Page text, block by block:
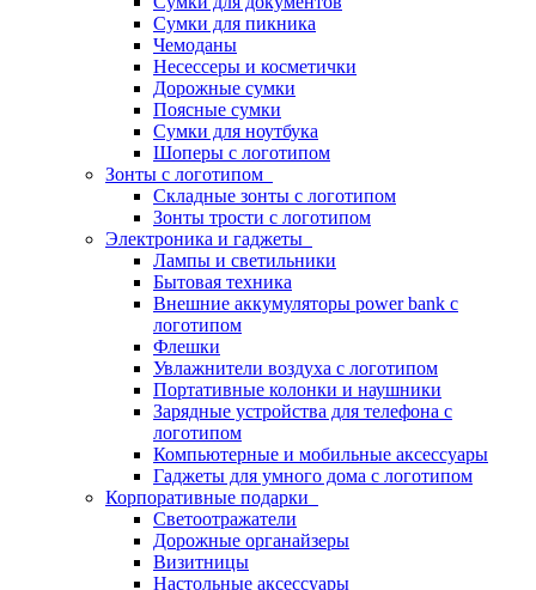
Сумки для пикника
Чемоданы
Несессеры и косметички
Дорожные сумки
Поясные сумки
Сумки для ноутбука
Шоперы с логотипом
Зонты с логотипом
Складные зонты с логотипом
Зонты трости с логотипом
Электроника и гаджеты
Лампы и светильники
Бытовая техника
Внешние аккумуляторы power bank с
логотипом
Флешки
Увлажнители воздуха с логотипом
Портативные колонки и наушники
Зарядные устройства для телефона с
логотипом
Компьютерные и мобильные аксессуары
Гаджеты для умного дома с логотипом
Корпоративные подарки
Светоотражатели
Дорожные органайзеры
Визитницы
Настольные аксессуары